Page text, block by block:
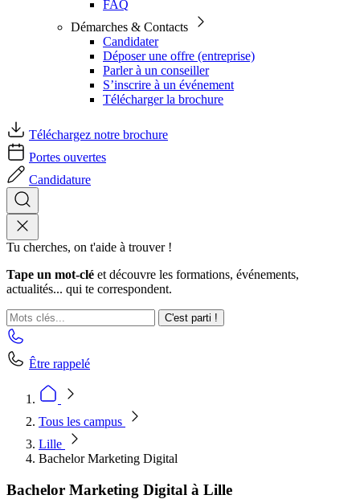
FAQ
Démarches & Contacts
Candidater
Déposer une offre (entreprise)
Parler à un conseiller
S’inscrire à un événement
Télécharger la brochure
Téléchargez notre brochure
Portes ouvertes
Candidature
Tu cherches, on t'aide à trouver !
Tape un mot-clé et découvre les formations, événements,
actualités... qui te correspondent.
C'est parti !
Être rappelé
Tous les campus
Lille
Bachelor Marketing Digital
Bachelor Marketing Digital à Lille